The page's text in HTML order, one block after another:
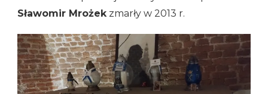
Sławomir Mrożekzmarły w 2013 r.